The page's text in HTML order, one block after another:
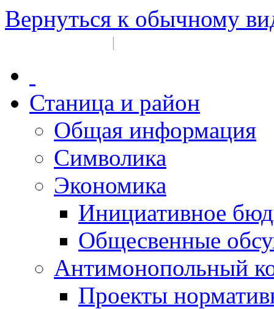
Вернуться к обычному
|
Станица и район
Общая информация
Символика
Экономика
Инициативное
Общесвенные
Антимонопольный
Проекты